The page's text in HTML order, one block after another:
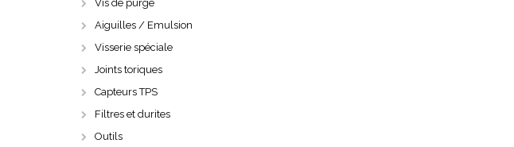
Vis de purge
Aiguilles / Emulsion
Visserie spéciale
Joints toriques
Capteurs TPS
Filtres et durites
Outils